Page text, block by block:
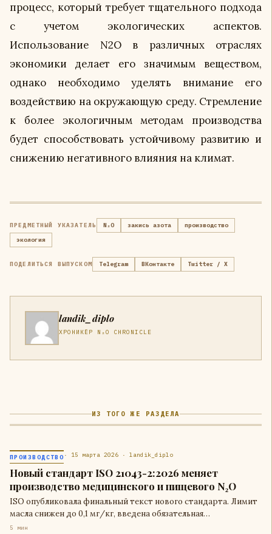
процесс, который требует тщательного подхода
с учетом экологических аспектов.
Использование N2O в различных отраслях
экономики делает его значимым веществом,
однако необходимо уделять внимание его
воздействию на окружающую среду. Стремление
к более экологичным методам производства
будет способствовать устойчивому развитию и
снижению негативного влияния на климат.
ПРЕДМЕТНЫЙ УКАЗАТЕЛЬ N₂O закись азота
производство
экология
ПОДЕЛИТЬСЯ ВЫПУСКОМ Telegram ВКонтакте Twitter / X
landik_diplo
ХРОНИКЁР N₂O CHRONICLE
ИЗ ТОГО ЖЕ РАЗДЕЛА
ПРОИЗВОДСТВО· 15 марта 2026 · landik_diplo
Новый стандарт ISO 21043-2:2026 меняет
производство медицинского и пищевого N₂O
ISO опубликовала финальный текст нового стандарта. Лимит
масла снижен до 0,1 мг/кг, введена обязательная…
5 мин